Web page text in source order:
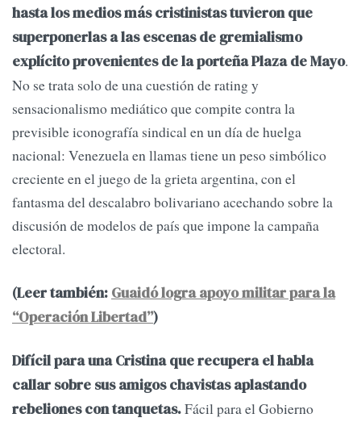
hasta los medios más cristinistas tuvieron que
superponerlas a las escenas de gremialismo
explícito provenientes de la porteña Plaza de Mayo.
No se trata solo de una cuestión de rating y
sensacionalismo mediático que compite contra la
previsible iconografía sindical en un día de huelga
nacional: Venezuela en llamas tiene un peso simbólico
creciente en el juego de la grieta argentina, con el
fantasma del descalabro bolivariano acechando sobre la
discusión de modelos de país que impone la campaña
electoral.
(Leer también: Guaidó logra apoyo militar para la
“Operación Libertad”)
Difícil para una Cristina que recupera el habla
callar sobre sus amigos chavistas aplastando
rebeliones con tanquetas.Fácil para el Gobierno